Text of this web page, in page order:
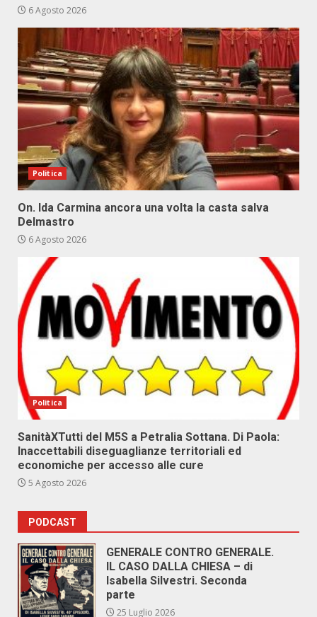
6 Agosto 2026
Politica
On. Ida Carmina ancora una volta la casta salva
Delmastro
6 Agosto 2026
Politica
SanitàXTutti del M5S a Petralia Sottana. Di Paola:
Inaccettabili diseguaglianze territoriali ed
economiche per accesso alle cure
5 Agosto 2026
PODCAST
GENERALE CONTRO GENERALE.
IL CASO DALLA CHIESA – di
Isabella Silvestri. Seconda
parte
25 Luglio 2026